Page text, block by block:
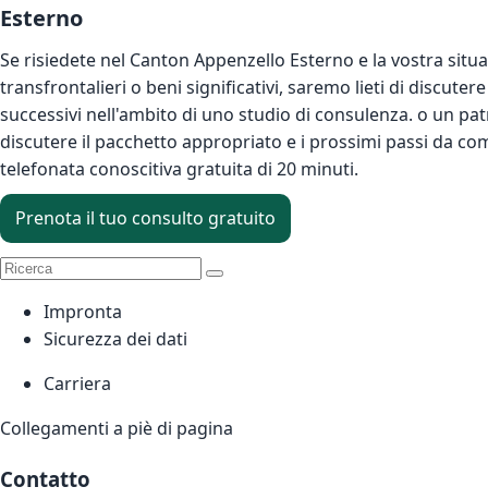
Esterno
Se risiedete nel Canton Appenzello Esterno e la vostra
transfrontalieri o beni significativi, saremo lieti di
successivi nell'ambito di uno studio di consulenza. o un
discutere il pacchetto appropriato e i prossimi passi da
telefonata conoscitiva gratuita di 20 minuti.
Prenota il tuo consulto gratuito
Impronta
Sicurezza dei dati
Carriera
Collegamenti a piè di pagina
Contatto